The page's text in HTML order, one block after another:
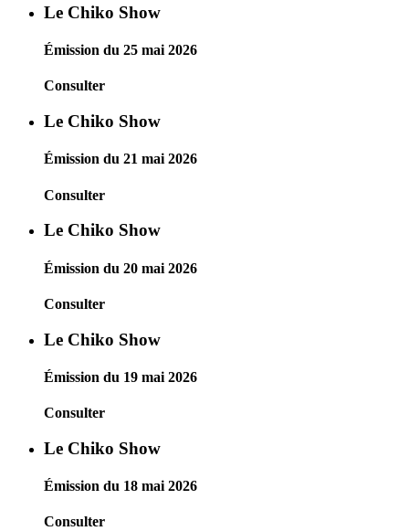
Le Chiko Show
Émission du 25 mai 2026
Consulter
Le Chiko Show
Émission du 21 mai 2026
Consulter
Le Chiko Show
Émission du 20 mai 2026
Consulter
Le Chiko Show
Émission du 19 mai 2026
Consulter
Le Chiko Show
Émission du 18 mai 2026
Consulter